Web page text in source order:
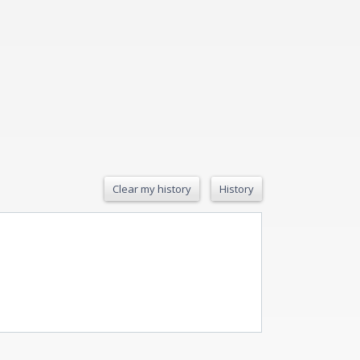
Clear my history History